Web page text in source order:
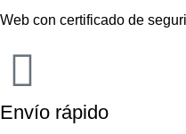
Web con certificado de
Envío rápido